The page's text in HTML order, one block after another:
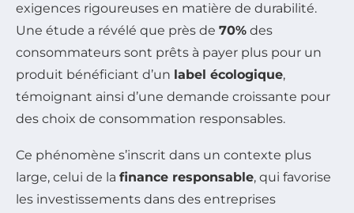
exigences rigoureuses en matière de durabilité.
Une étude a révélé que près de 70% des
consommateurs sont prêts à payer plus pour un
produit bénéficiant d’un label écologique,
témoignant ainsi d’une demande croissante pour
des choix de consommation responsables.
Ce phénomène s’inscrit dans un contexte plus
large, celui de la finance responsable, qui favorise
les investissements dans des entreprises